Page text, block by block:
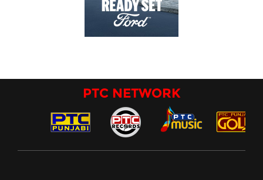
PTC NETWORK